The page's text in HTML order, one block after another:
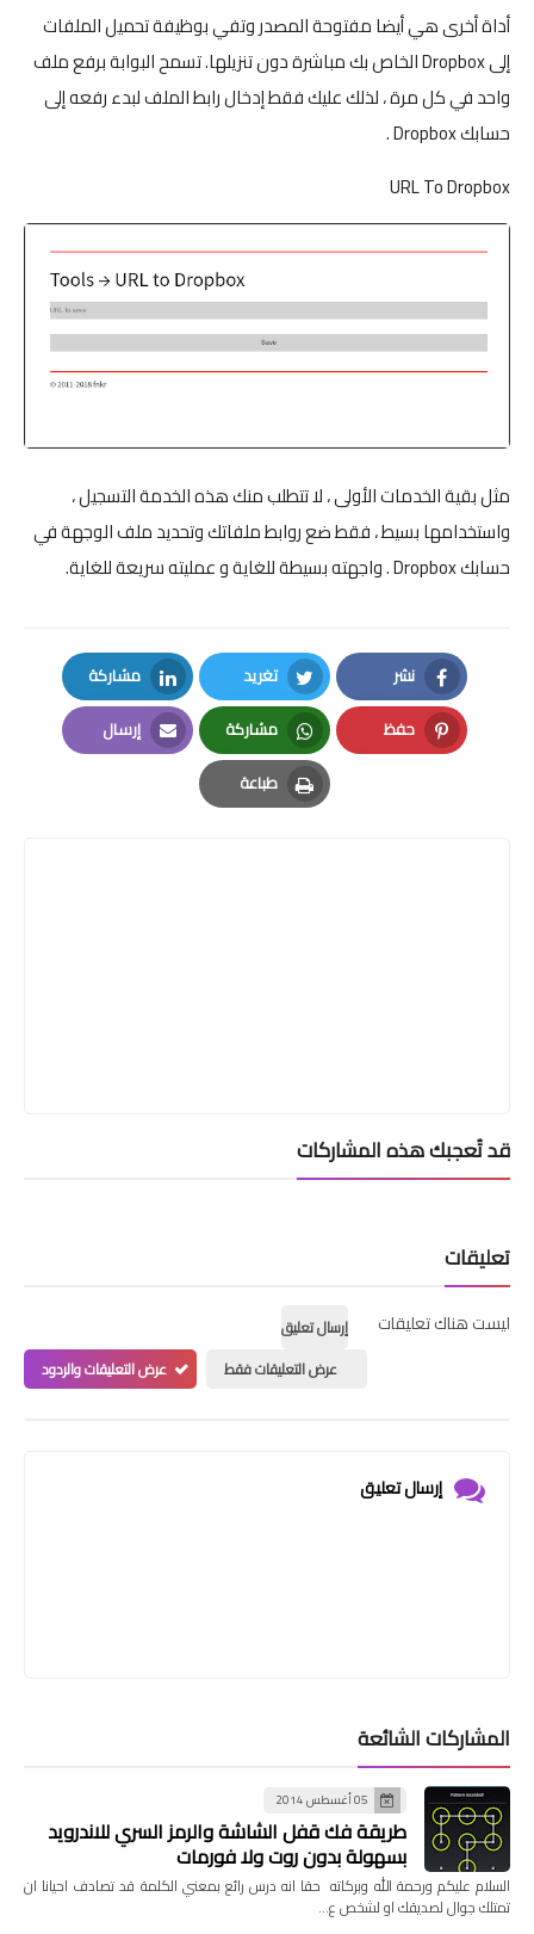
أداة أخرى هي أيضا مفتوحة المصدر وتفي بوظيفة تحميل الملفات
إلى Dropbox الخاص بك مباشرة دون تنزيلها. تسمح البوابة برفع ملف
واحد في كل مرة ، لذلك عليك فقط إدخال رابط الملف لبدء رفعه إلى
حسابك Dropbox .
URL To Dropbox
مثل بقية الخدمات الأولى ، لا تتطلب منك هذه الخدمة التسجيل ،
واستخدامها بسيط ، فقط ضع روابط ملفاتك وتحديد ملف الوجهة في
حسابك Dropbox . واجهته بسيطة للغاية و عمليته سريعة للغاية.
نشر
Facebook
تغريد
Twitter
مشاركة
LinkedIn
حفظ
Pinterest
مشاركة
Whatsapp
إرسال
Email
طباعة
Print
قد تُعجبك هذه المشاركات
تعليقات
ليست هناك تعليقات
إرسال تعليق
عرض التعليقات فقط
عرض التعليقات والردود
إرسال تعليق
المشاركات الشائعة
05 أغسطس 2014
طريقة فك قفل الشاشة والرمز السري للاندرويد
بسهولة بدون روت ولا فورمات
السلام عليكم ورحمة الله وبركاته حقا انه درس رائع بمعني الكلمة قد تصادف احيانا ان
تمتلك جوال لصديقك او لشخص ع…